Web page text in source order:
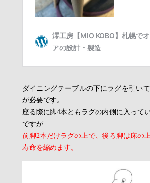
ダイニングテーブルの下にラグを引い
が必要です。
座る際に脚4本ともラグの内側に入って
ですが
前脚2本だけラグの上で、後ろ脚は床の
寿命を縮めます。